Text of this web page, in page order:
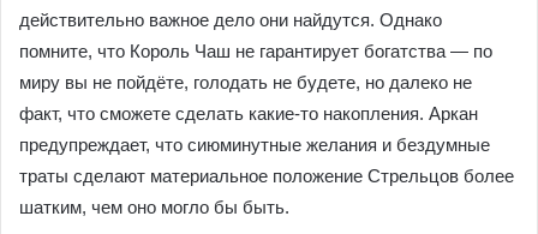
действительно важное дело они найдутся. Однако
помните, что Король Чаш не гарантирует богатства — по
миру вы не пойдёте, голодать не будете, но далеко не
факт, что сможете сделать какие-то накопления. Аркан
предупреждает, что сиюминутные желания и бездумные
траты сделают материальное положение Стрельцов более
шатким, чем оно могло бы быть.